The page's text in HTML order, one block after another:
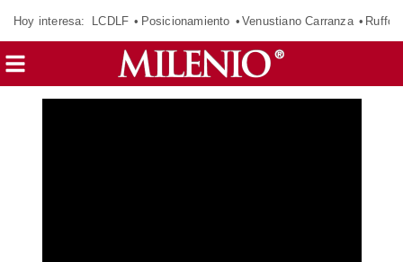
Hoy interesa: LCDLF Posicionamiento Venustiano Carranza Ruffo